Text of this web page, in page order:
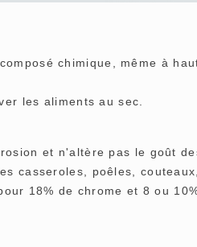
chimique, même à
les aliments au sec.
et n'altère pas le goût
casseroles, poêles,
18% de chrome et 8 ou